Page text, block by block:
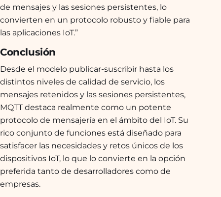
de mensajes y las sesiones persistentes, lo
convierten en un protocolo robusto y fiable para
las aplicaciones IoT.”
Conclusión
Desde el modelo publicar-suscribir hasta los
distintos niveles de calidad de servicio, los
mensajes retenidos y las sesiones persistentes,
MQTT destaca realmente como un potente
protocolo de mensajería en el ámbito del IoT. Su
rico conjunto de funciones está diseñado para
satisfacer las necesidades y retos únicos de los
dispositivos IoT, lo que lo convierte en la opción
preferida tanto de desarrolladores como de
empresas.